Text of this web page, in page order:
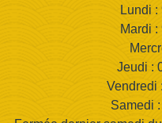
Lundi :
Mardi :
Jeudi :
Vendredi
Samedi